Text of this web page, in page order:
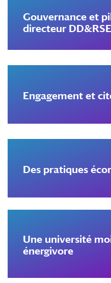
Gouvernance et
directeur DD&RSE
Engagement et
Des pratiques
Une université
énergivore